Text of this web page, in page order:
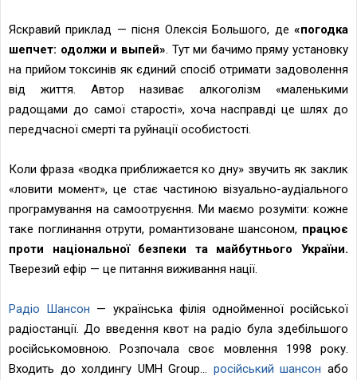
Яскравий приклад — пісня Олексія Большого, де «погодка
шепчет: одолжи и выпей» . Тут ми бачимо пряму установку
на прийом токсинів як єдиний спосіб отримати задоволення
від життя. Автор називає алкоголізм «маленькими
радощами до самої старості», хоча насправді це шлях до
передчасної смерті та руйнації особистості.
Коли фраза «водка приближается ко дну» звучить як заклик
«ловити момент», це стає частиною візуально-аудіального
програмування на самоотруєння. Ми маємо розуміти: кожне
таке поглинання отрути, романтизоване шансоном, працює
проти національної безпеки та майбутнього України.
Тверезий ефір — це питання виживання нації.
Радіо Шансон — українська філія однойменної російської
радіостанції. До введення квот на радіо була здебільшого
російськомовною. Розпочала своє мовлення 1998 року.
Входить до холдингу UMH Group... російський шансон або